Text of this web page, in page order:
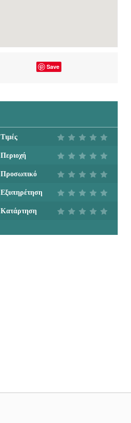
Save
Τιμές
Περιοχή
Προσωπικό
Εξυπηρέτηση
Κατάρτηση